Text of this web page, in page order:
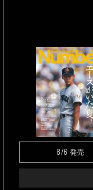
8/6 発売